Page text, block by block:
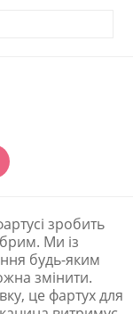
зробить
Ми із
будь-яким
змінити.
це фартух для